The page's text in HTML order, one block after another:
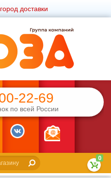
доставки
22-69
по всей России
0